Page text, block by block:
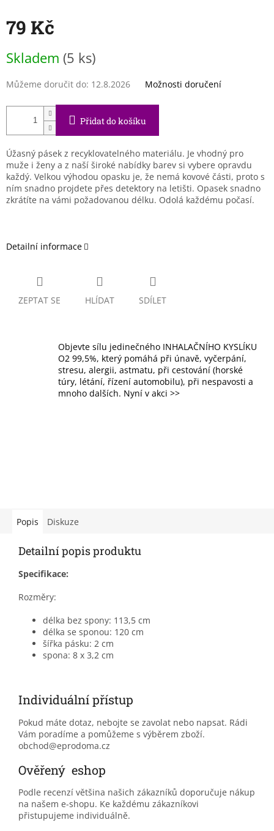
79 Kč
cena:
Skladem (5 ks)
Můžeme doručit do: 12.8.2026 Možnosti doručení
Přidat do košíku
Úžasný pásek z recyklovatelného materiálu. Je vhodný pro
muže i ženy a z naší široké nabídky barev si vybere opravdu
každý. Velkou výhodou opasku je, že nemá kovové části, proto s
ním snadno projdete přes detektory na letišti. Opasek snadno
zkrátíte na vámi požadovanou délku. Odolá každému počasí.
Detailní informace
ZEPTAT SE HLÍDAT SDÍLET
Objevte sílu jedinečného INHALAČNÍHO KYSLÍKU
O2 99,5%, který pomáhá při únavě, vyčerpání,
stresu, alergii, astmatu, při cestování (horské
túry, létání, řízení automobilu), při nespavosti a
mnoho dalších. Nyní v akci >>
Popis Diskuze
Detailní popis produktu
Specifikace:
Rozměry:
délka bez spony: 113,5 cm
délka se sponou: 120 cm
šířka pásku: 2 cm
spona: 8 x 3,2 cm
Individuální přístup
Pokud máte dotaz, nebojte se zavolat nebo napsat. Rádi
Vám poradíme a pomůžeme s výběrem zboží.
obchod@eprodoma.cz
Ověřený eshop
Podle recenzí většina našich zákazníků doporučuje nákup
na našem e-shopu. Ke každému zákazníkovi
přistupujeme individuálně.